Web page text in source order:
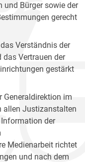
und Bürger sowie der
gerecht
Verständnis der
Vertrauen der
gestärkt
Generaldirektion im
allen Justizanstalten
der
Medienarbeit richtet
und nach dem